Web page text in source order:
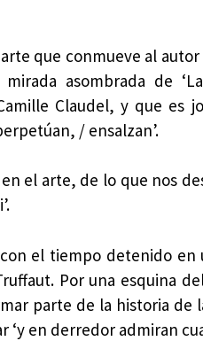
que conmueve al
asombrada de
Claudel, y que es
/ ensalzan’.
el arte, de lo que nos
el tiempo detenido
Por una esquina
parte de la historia de
‘y en derredor admiran